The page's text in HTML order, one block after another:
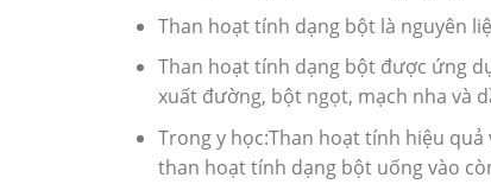
Than hoạt tính dạng bột là nguyên
Than hoạt tính dạng bột được ứng
xuất đường, bột ngọt, mạch nha và
Trong y học:Than hoạt tính hiệu
than hoạt tính dạng bột uống vào